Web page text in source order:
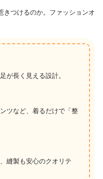
きつけるのか。ファッションオ
が長く見える設計。
ツなど、着るだけで「整
縫製も安心のクオリテ